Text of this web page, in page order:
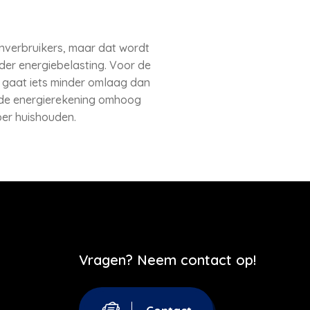
maar dat wordt
energiebelasting. Voor de
iets minder omlaag dan
energierekening omhoog
huishouden.
Vragen? Neem contact op!